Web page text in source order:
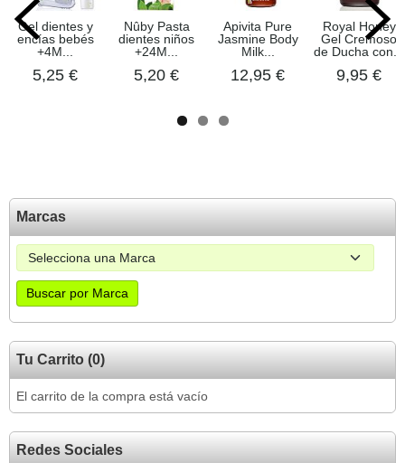
Marcas
Tu Carrito (0)
El carrito de la compra está vacío
Redes Sociales
Gel dientes y
encías bebés
+4M...
5,25 €
Nûby Pasta
dientes niños
+24M...
5,20 €
Apivita Pure
Jasmine Body
Milk...
12,95 €
Royal Honey
Gel Cremoso
de Ducha con...
9,95 €